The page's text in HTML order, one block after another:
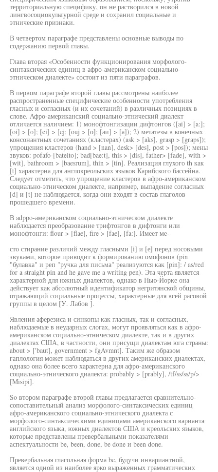
территориальную специфику, он не растворился в новой
лингвосоциокультурной среде и сохранил социальные и
этнические признаки.
В четвертом параграфе представлены основные выводы по
содержанию первой главы.
Глава вторая «Особенности функционирования морфолого-
синтаксических единиц в афро-американском социально-
этническом диалекте» состоит из пяти параграфов.
В первом параграфе второй главы рассмотрены наиболее
распространенные специфические особенности употребления
гласных и согласных (и их сочетаний) в различных позициях в
слове. Афро-американский социально-этнический диалект
отличается наличием: 1) монофтонгизации дифтонгов ([ai] > [a:];
[oi] > [о]; [ei] > [ej; [ouj > [о]; [аи] > [а]); 2) метатезы в конечных
консонантных сочетаниях (кластерах) (ask > [aks], grasp > [graps]);
упрощения кластеров (hand > [nan], desk> [des], post > [pos]); мены
звуков: pofafo-[bateito]; bad[bae:t], this > [dis], father> [fade], with >
[wit], bathroom > [baesrum], thin > [tin]. Реализация глухого th как
[t] характерна для англокреольских языков Карибского бассейна.
Следует отметить, что упрощение кластеров в афро-американском
социально-этническом диалекте, например, выпадение согласных
[d] и [t] не наблюдается, когда они входят в состав глаголов
прошедшего времени.
В adppo-американском социально-этническом диалекте
наблюдается преобразование трифтонгов в дифтонги или
монофтонги: flour > [flae], fire > [fae], [fa:]. Имеет ме-
сто стирание различий между гласными [i] и [е] перед носовыми
звуками, которое приводит к формированию омофонов (pin
"булавка" и реп "ручка для письма" реализуются как [pin]: / as/red
for a straight pin and he gave me a writing pen). Эта черта является
характерной для южных диалектов, однако в Нью-Йорке она
действует как абсолютный идентификатор негритянской общины,
отражающий социальные процессы, характерные для всей расовой
группы в целом [У. Лабов ].
Явления аферезиса и синкопы как гласных, так и согласных,
наблюдаемые в неударных слогах, могут проявляться как в афро-
американском социально-этническом диалекте, так и в других
диалектах США, в частности, они присущи диалектам юга страны:
about > ['baut], government > fgAvmnt]. Таким же образом
гаплология может наблюдаться в других американских диалектах,
однако она более всего характерна для афро-американского
социально-этнического диалекта: probably > [prably], /tf/ss/ss/p/>
[Misipi].
So втором параграфе второй главы предлагается сравнительно-
сопоставительный анализ морфолого-синтаксических единиц
афро-американского социально-этнического диалекта с
морфолого-синтаксическими единицами американского варианта
английского языка, южных диалектов США и креольских языков,
которые представлены превербальными показателями
аспектуальности be, been, done, be done и been done.
Превербальная глагольная форма be, будучи инвариантной,
является одной из наиболее ярко выраженных грамматических